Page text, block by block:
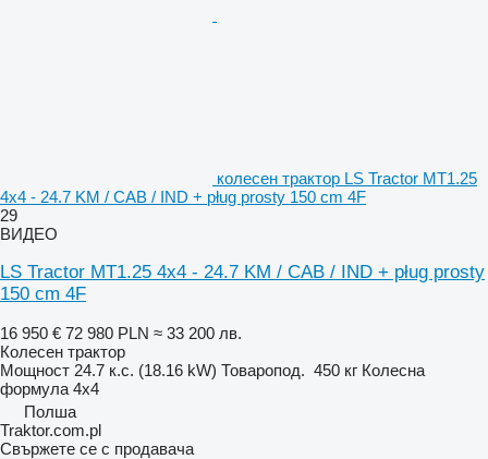
колесен трактор LS Tractor MT1.25
4x4 - 24.7 KM / CAB / IND + pług prosty 150 cm 4F
29
ВИДЕО
LS Tractor MT1.25 4x4 - 24.7 KM / CAB / IND + pług prosty
150 cm 4F
16 950 € 72 980 PLN ≈ 33 200 лв.
Колесен трактор
Мощност 24.7 к.с. (18.16 kW) Товаропод. 450 кг Колесна
формула 4x4
Полша
Traktor.com.pl
Свържете се с продавача